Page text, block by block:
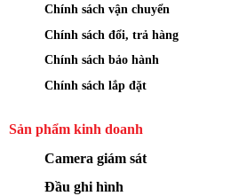
Chính sách vận chuyển
Chính sách đổi, trả hàng
Chính sách bảo hành
Chính sách lắp đặt
Sản phẩm kinh doanh
Camera giám sát
Đầu ghi hình